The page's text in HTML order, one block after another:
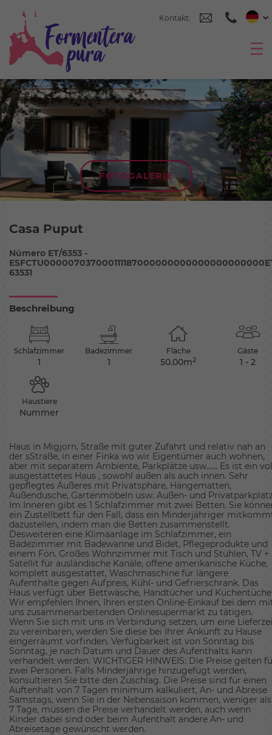
Kontakt:
FOTOGALERIE
Casa Puput
Número ET/6353 -
63531
Beschreibung
Schlafzimmer
1
Badezimmer
1
Fläche
50.00m2
Gäste
1 - 2
Haustiere
Nummer
Haus in Migjorn, Straße mit guter Zufahrt und relativ nah an
der sStraße, in einer Finka wo wir Eigentümer auch wohnen,
aber mit separatem Ambiente, Parkplätze usw...... Es ist ein
ausgestattetes Haus , sowohl außen als auch innen. Sehr
gepflegtes Äußeres mit Privatsphäre, Hängematten,
Außendusche, Gartenmöbeln usw. Außen- und
Im Inneren gibt es 1 Schlafzimmer mit zwei Betten. Sie
ein Zustellbett für den Fall, dass ein Minderjähriger
dazustellen, indem man die Betten zusammenstellt.
Desweiteren eine Klimaanlage im Schlafzimmer, ein
Badezimmer mit Badewanne und Bidet, Pflegeprodukte und
einem Fön. Großes Wohnzimmer mit Tisch und Stühlen, TV +
Satellit für ausländische Kanäle, offene amerikanische Küche,
komplett ausgestattet, Waschmaschine für längere
Aufenthalte gegen Aufpreis, Kühl- und Gefrierschrank. Das
Haus verfügt über Bettwäsche, Handtücher und
Wir empfehlen Ihnen, Ihren ersten Online-Einkauf bei dem
uns zusammenarbeitenden Onlinesupermarkt zu tätigen.
Wenn Sie sich mit uns in Verbindung setzen, um eine
zu vereinbaren, werden Sie diese bei Ihrer Ankunft zu Hause
eingerräumt vorfinden. Verfügbarkeit ist von Sonntag bis
Sonntag, je nach Datum und Dauer des Aufenthalts kann
verhandelt werden. WICHTIGER HINWEIS: Die Preise gelten
zwei Personen. Falls Minderjährige hinzugefügt werden,
konsultieren Sie bitte den Zuschlag. Die Preise sind für einen
Auftenhalt von 7 Tagen minimum kalkuliert, An- und Abreise
Samstags, wenn Sie in der Nebensaison kommen, weniger als
7 Tage, müssen die Preise verhandelt werden, auch wenn
Kinder dabei sind oder beim Aufenthalt andere An- und
Abreisetage gewünscht werden.